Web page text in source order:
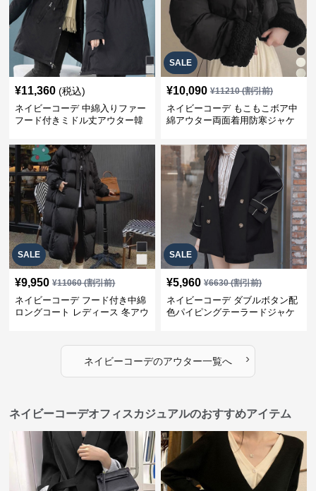
¥11,360 (税込)
ネイビーコーデ 中綿入りファー
フード付きミドル丈アウター韓
SALE
¥10,090 ¥11210(割引前)
ネイビーコーデ もこもこボア中
綿アウター両面着用防寒ジャケ
SALE
¥9,950 ¥11060(割引前)
ネイビーコーデ フード付き中綿
ロングコート レディース 冬アウ
SALE
¥5,960 ¥6630(割引前)
ネイビーコーデ ダブルボタン配
色パイピングテーラードジャケ
ネイビーコーデのアウター一覧へ ›
ネイビーコーデオフィスカジュアルのおすすめアイテム